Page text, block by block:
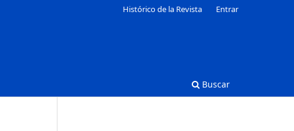
Buscar
Histórico de la Revista Entrar